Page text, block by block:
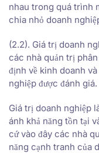
nhau trong quá trình
chia nhỏ doanh
(2.2). Giá trị doanh
các nhà quản trị
định về kinh doanh
nghiệp được đánh giá.
Giá trị doanh nghiệp
ánh khả năng tồn tại
cứ vào đây các nhà
năng cạnh tranh của